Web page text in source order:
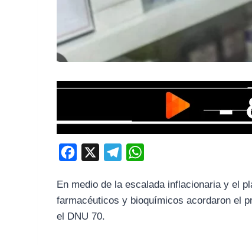
c
e
b
l
e
a
t
En medio de la escalada inflacionaria y el
farmacéuticos y bioquímicos acordaron el
el DNU 70.